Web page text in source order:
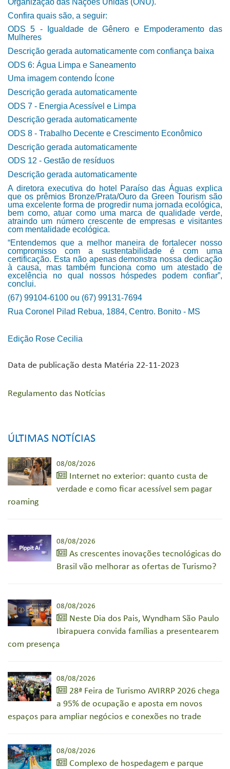
Organização das Nações Unidas (ONU).
Confira quais são, a seguir:
ODS 5 - Igualdade de Gênero e Empoderamento das
Mulheres
Descrição gerada automaticamente com confiança baixa
ODS 6: Água Limpa e Saneamento
Uma imagem contendo Ícone
Descrição gerada automaticamente
ODS 7 - Energia Acessível e Limpa
Descrição gerada automaticamente
ODS 8 - Trabalho Decente e Crescimento Econômico
Descrição gerada automaticamente
ODS 12 - Gestão de resíduos
Descrição gerada automaticamente
A diretora executiva do hotel Paraíso das Águas explica
que os prêmios Bronze/Prata/Ouro da Green Tourism são
uma excelente forma de progredir numa jornada ecológica,
bem como, atuar como uma marca de qualidade verde,
atraindo um número crescente de empresas e visitantes
com mentalidade ecológica.
“Entendemos que a melhor maneira de fortalecer nosso
compromisso com a sustentabilidade é com uma
certificação. Esta não apenas demonstra nossa dedicação
à causa, mas também funciona como um atestado de
excelência no qual nossos hóspedes podem confiar”,
conclui.
(67) 99104-6100 ou (67) 99131-7694
Rua Coronel Pilad Rebua, 1884, Centro. Bonito - MS
Edição Rose Cecilia
Data de publicação desta Matéria 22-11-2023
Regulamento das Notícias
ÚLTIMAS NOTÍCIAS
08/08/2026
Internet no exterior: quanto custa de
verdade e como ficar acessível sem pagar
roaming
08/08/2026
As crescentes inovações tecnológicas do
Brasil vão melhorar as ofertas de Turismo?
08/08/2026
Neste Dia dos Pais, Wyndham São Paulo
Ibirapuera convida famílias a presentearem
com presença
08/08/2026
28ª Feira de Turismo AVIRRP 2026 chega
a 95% de ocupação e aposta em novos
espaços para ampliar negócios e conexões no trade
08/08/2026
Complexo de hospedagem e parque